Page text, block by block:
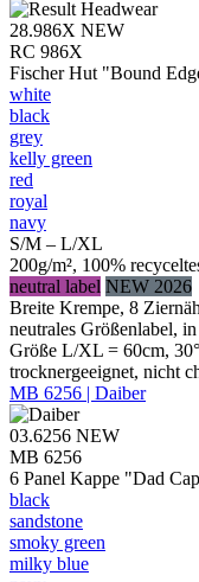
28.986X NEW
RC 986X
Fischer Hut "Bound
white
black
grey
kelly green
red
royal
navy
S/M – L/XL
200g/m², 100%
neutral label NEW 2026
Breite Krempe, 8
neutrales Größenlabel,
Größe L/XL = 60cm,
trocknergeeignet, nicht
MB 6256 | Daiber
03.6256 NEW
MB 6256
6 Panel Kappe "Dad
black
sandstone
smoky green
milky blue